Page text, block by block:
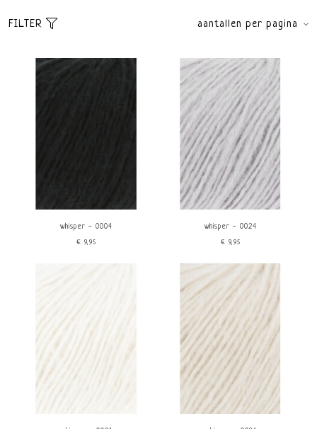
FILTER
aantallen per pagina
Standaard
Meest bekeken
Nieuwste producten
Alle merken
Lang Yarns
Wooladdicts
€10
whisper - 0004
€9,95
whisper - 0024
€9,95